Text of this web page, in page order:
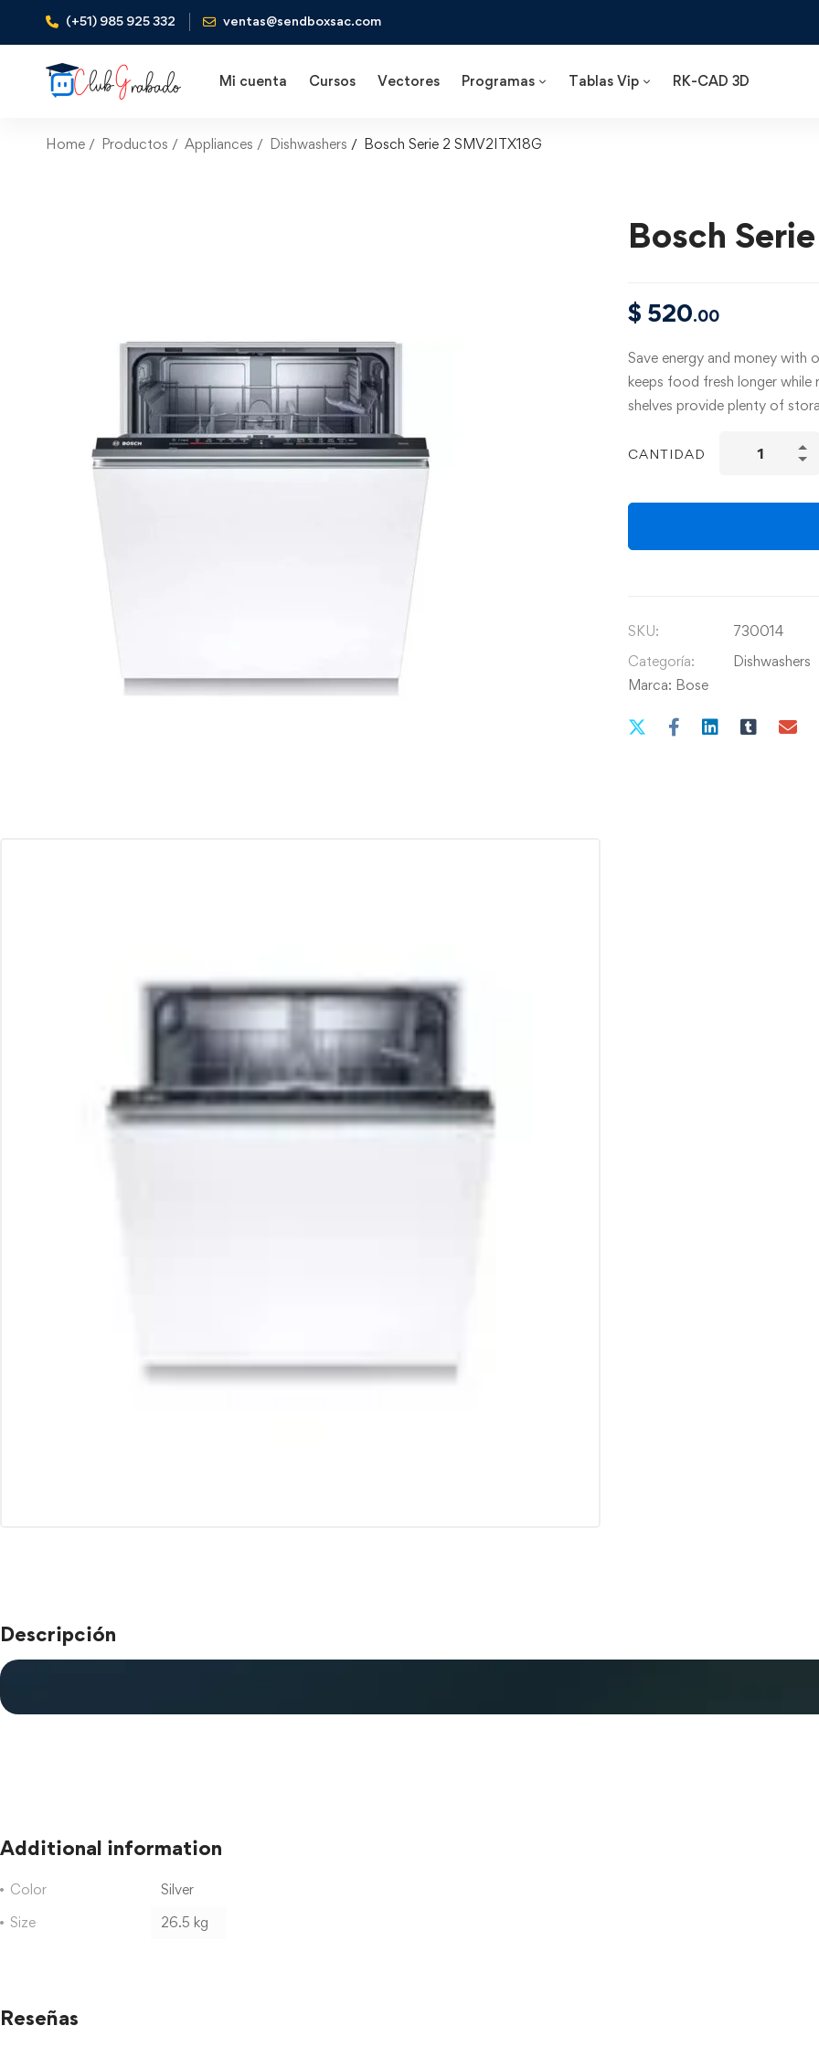
(+51) 985 925 332 ventas@sendboxsac.com
Mi cuenta Cursos Vectores Programas Tablas Vip RK-CAD 3D
Home Productos Appliances Dishwashers Bosch Serie 2 SMV2ITX18G
Bosch
$ 520.00
Save energy and money
keeps food fresh longer
shelves provide plenty of
CANTIDAD
SKU:
730014
Categoría:
Dishwashers
Marca: Bose
Descripción
Additional information
Color
Silver
Size
26.5 kg
Reseñas